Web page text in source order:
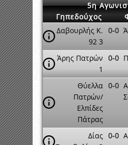
5η
Γηπεδούχος
Δαβουρλής Κ.
92 3
0-0
Άρης Πατρών
1
0-0
Θύελλα
Πατρών/
Ελπίδες
Πάτρας
0-0
Δίας 0-0